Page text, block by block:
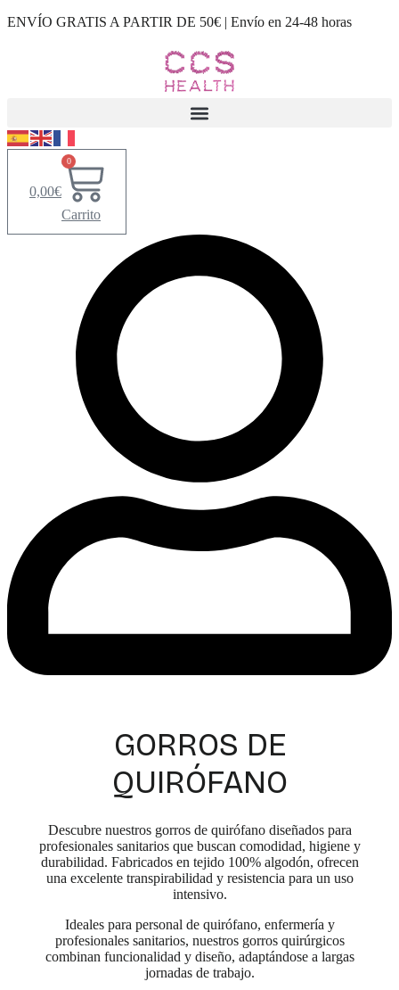
contenido
Saltar
ENVÍO GRATIS A PARTIR DE 50€ | Envío en 24-48 horas
0,00€
0
Carrito
GORROS DE
QUIRÓFANO
Descubre nuestros gorros de quirófano diseñados para
profesionales sanitarios que buscan comodidad, higiene y
durabilidad. Fabricados en tejido 100% algodón, ofrecen
una excelente transpirabilidad y resistencia para un uso
intensivo.
Ideales para personal de quirófano, enfermería y
profesionales sanitarios, nuestros gorros quirúrgicos
combinan funcionalidad y diseño, adaptándose a largas
jornadas de trabajo.